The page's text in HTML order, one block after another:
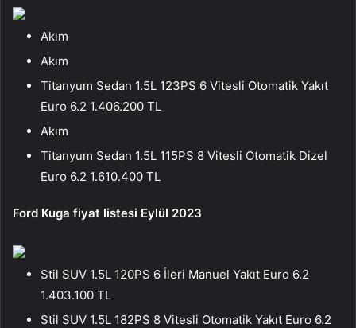
Akım
Akım
Titanyum Sedan 1.5L 123PS 6 Vitesli Otomatik Yakıt
Euro 6.2 1.406.200 TL
Akım
Titanyum Sedan 1.5L 115PS 8 Vitesli Otomatik Dizel
Euro 6.2 1.610.400 TL
Ford Kuga fiyat listesi Eylül 2023
Stil SUV 1.5L 120PS 6 İleri Manuel Yakıt Euro 6.2
1.403.100 TL
Stil SUV 1.5L 182PS 8 Vitesli Otomatik Yakıt Euro 6.2